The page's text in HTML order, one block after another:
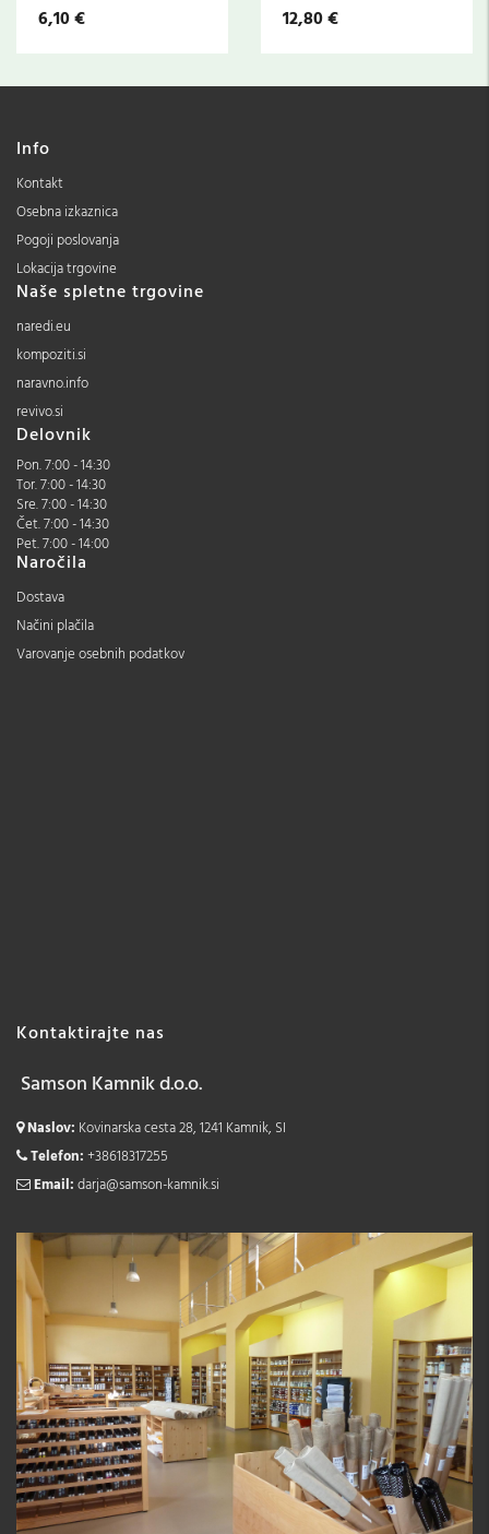
6,10 € 12,80 €
Info
Kontakt
Osebna izkaznica
Pogoji poslovanja
Lokacija trgovine
Naše spletne trgovine
naredi.eu
kompoziti.si
naravno.info
revivo.si
Delovnik
Pon. 7:00 - 14:30
Tor. 7:00 - 14:30
Sre. 7:00 - 14:30
Čet. 7:00 - 14:30
Pet. 7:00 - 14:00
Naročila
Dostava
Načini plačila
Varovanje osebnih podatkov
Kontaktirajte nas
Samson Kamnik d.o.o.
Naslov: Kovinarska cesta 28, 1241 Kamnik, SI
Telefon:+38618317255
Email:darja@samson-kamnik.si